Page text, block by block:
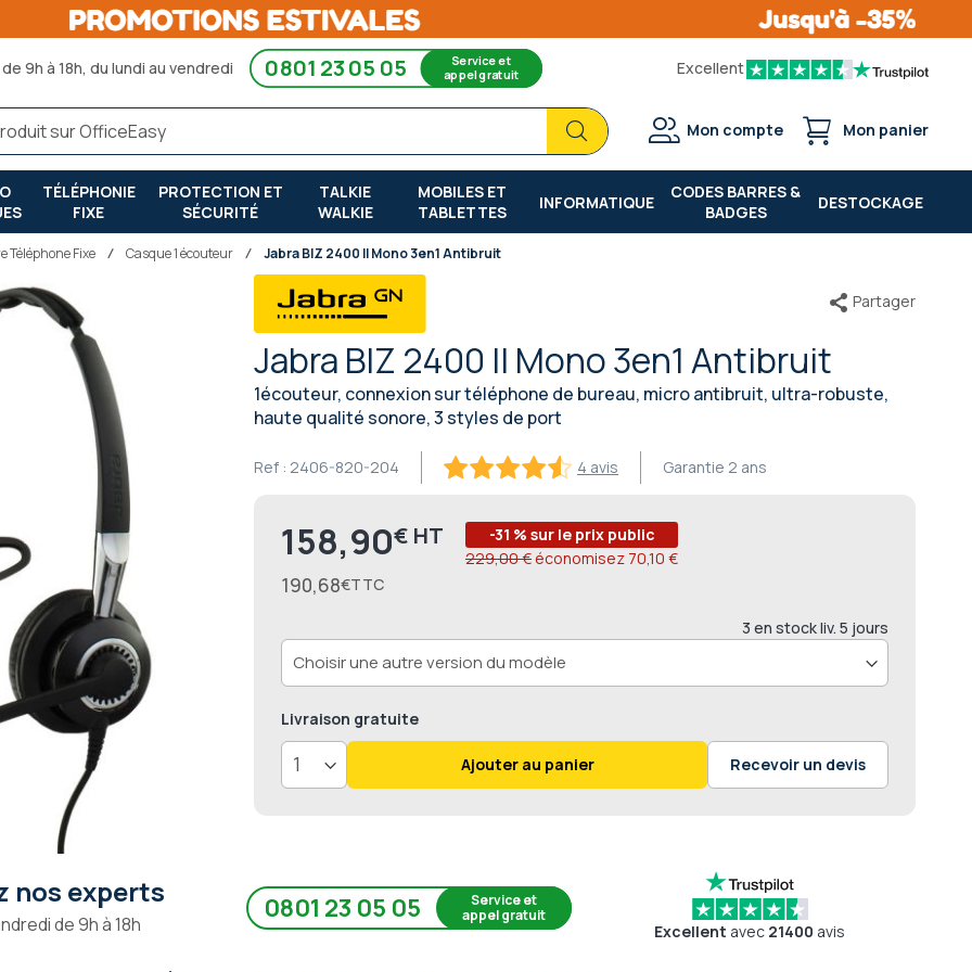
9h à 18h, du lundi au vendredi 0801 23 05 05 Service et
appel gratuit Excellent
Chercher
Chercher
Mon compte Mon panier
TÉLÉPHONIE
FIXE
PROTECTION ET
SÉCURITÉ
TALKIE
WALKIE
MOBILES ET
TABLETTES
INFORMATIQUE
CODES BARRES &
BADGES
DESTOCKAGE
Téléphone Fixe Casque 1 écouteur Jabra BIZ 2400 II Mono 3en1 Antibruit
Jabra BIZ 2400 II Mono 3en1 Antibruit
1écouteur, connexion sur téléphone de bureau, micro antibruit, ultra-robuste,
haute qualité sonore, 3 styles de port
4 avis Garantie 2 ans
Ref : 2406-820-204
Partager
Prix
158,90€
190,68€
-31 % sur le prix public
229,00 € économisez 70,10 €
3 en stock liv. 5 jours
Livraison gratuite
Ajouter au panier Recevoir un devis
nos experts
de 9h à 18h 0801 23 05 05
Service et
appel gratuit
Excellent avec 21400 avis